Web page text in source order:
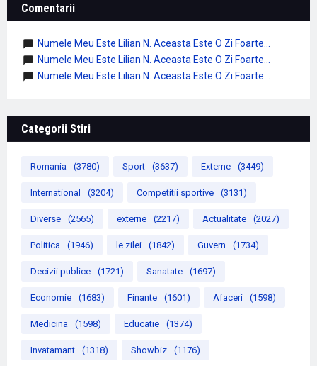
Comentarii
Numele Meu Este Lilian N. Aceasta Este O Zi Foarte...
Numele Meu Este Lilian N. Aceasta Este O Zi Foarte...
Numele Meu Este Lilian N. Aceasta Este O Zi Foarte...
Categorii Stiri
Romania (3780) Sport (3637) Externe (3449)
International (3204) Competitii sportive (3131)
Diverse (2565) externe (2217) Actualitate (2027)
Politica (1946) le zilei (1842) Guvern (1734)
Decizii publice (1721) Sanatate (1697)
Economie (1683) Finante (1601) Afaceri (1598)
Medicina (1598) Educatie (1374)
Invatamant (1318) Showbiz (1176)